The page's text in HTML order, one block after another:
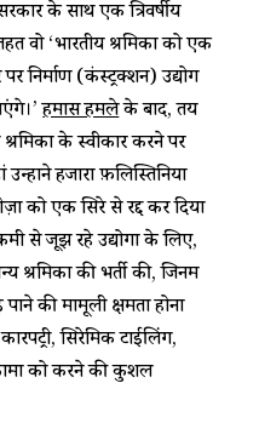
के साथ एक त्रिवर्षीय
वो ‘भारतीय श्रमिकों को एक
पर निर्माण (कंस्ट्रक्शन) उद्योग
हमास हमलेके बाद, तय
के स्वीकार करने पर
हजारों फ़लिस्तिनियों
को एक सिरे से रद्द कर दिया
से जूझ रहे उद्योगों के लिए,
श्रमिकों की भर्ती की, जिनमें
की मामूली क्षमता होना
सिरेमिक टाईलिंग,
को करने की कुशल